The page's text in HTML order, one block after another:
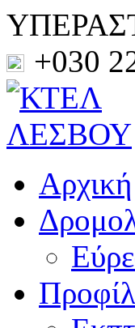
+030
Αρχική
Προφίλ